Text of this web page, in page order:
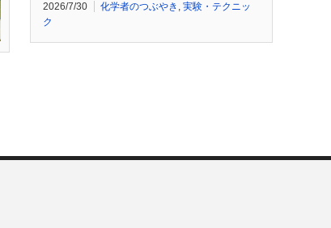
2026/7/30 化学者のつぶやき , 実験・テクニッ
ク